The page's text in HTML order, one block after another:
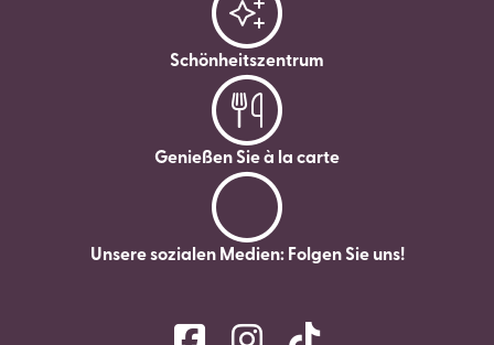
Schönheitszentrum
Genießen Sie à la carte
Unsere sozialen Medien: Folgen Sie uns!